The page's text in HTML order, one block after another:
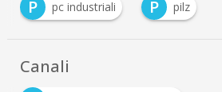
P
pc industriali P pilz
Canali